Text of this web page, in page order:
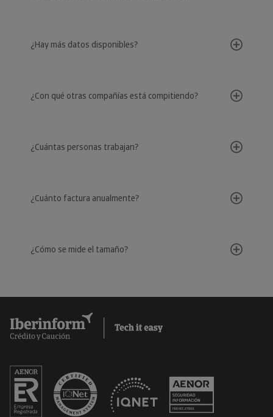
¿Hay más datos disponibles?
¿Con qué otras compañías está compitiendo?
¿Cuántas personas trabajan?
¿Cuánto factura anualmente?
¿Cómo se mide el tamaño?